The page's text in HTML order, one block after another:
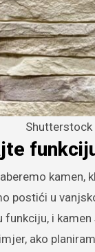
Shutterstock
kamen,
postići u
funkciju, i
ako